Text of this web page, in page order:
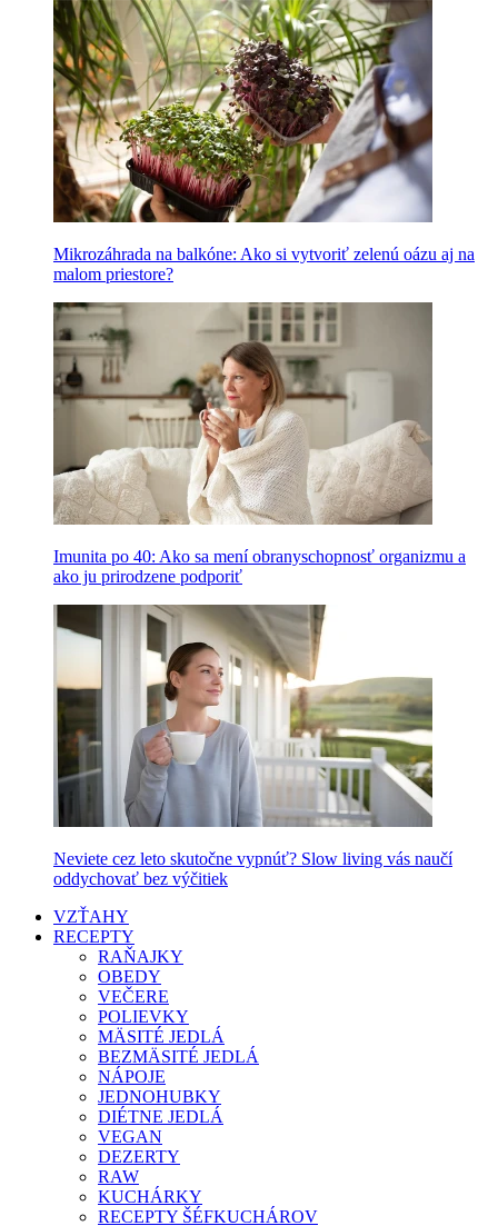
Mikrozáhrada na balkóne: Ako si vytvoriť zelenú oázu aj na
malom priestore?
Imunita po 40: Ako sa mení obranyschopnosť organizmu a
ako ju prirodzene podporiť
Neviete cez leto skutočne vypnúť? Slow living vás naučí
oddychovať bez výčitiek
VZŤAHY
RECEPTY
RAŇAJKY
OBEDY
VEČERE
POLIEVKY
MÄSITÉ JEDLÁ
BEZMÄSITÉ JEDLÁ
NÁPOJE
JEDNOHUBKY
DIÉTNE JEDLÁ
VEGAN
DEZERTY
RAW
KUCHÁRKY
RECEPTY ŠÉFKUCHÁROV